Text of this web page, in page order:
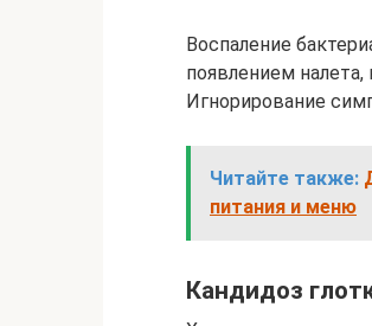
Воспаление
появлением
Игнорирование
Читайте также:
питания и меню
Кандидоз